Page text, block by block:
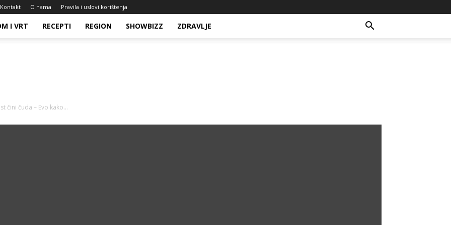
Kontakt O nama Pravila i uslovi korištenja
I VRT RECEPTI REGION SHOWBIZZ ZDRAVLJE
čini čuda – Evo kako...